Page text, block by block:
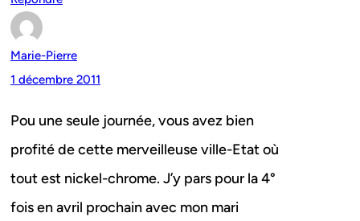
Marie-Pierre
1 décembre 2011
Pou une seule journée, vous avez bien
profité de cette merveilleuse ville-Etat où
tout est nickel-chrome. J’y pars pour la 4°
fois en avril prochain avec mon mari